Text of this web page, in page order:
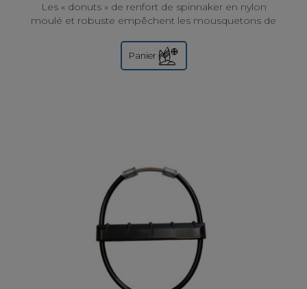
Les « donuts » de renfort de spinnaker en nylon
moulé et robuste empêchent les mousquetons de
Panier